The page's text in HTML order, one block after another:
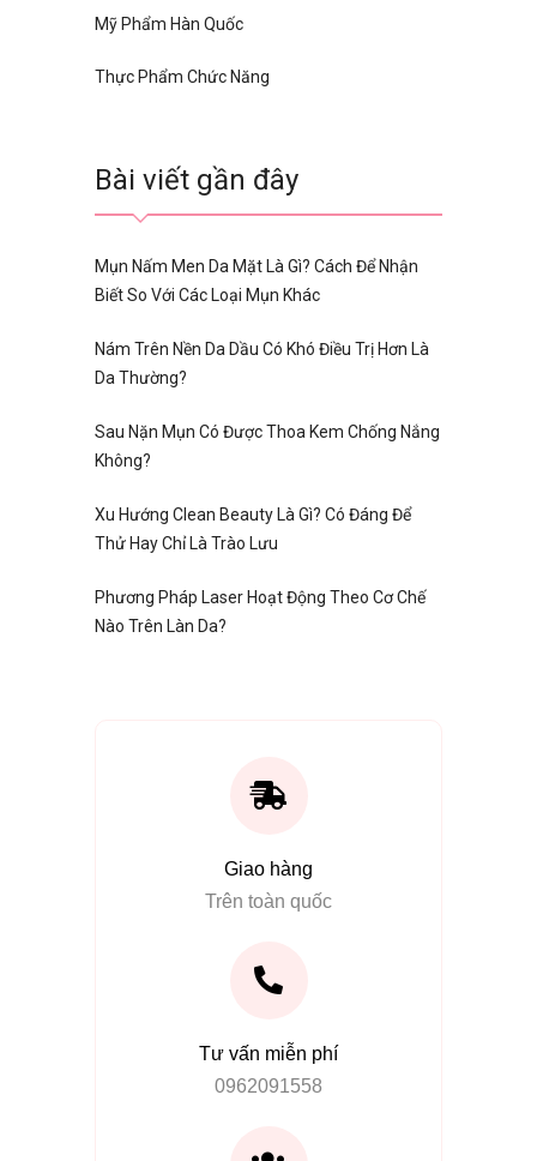
Mỹ Phẩm Hàn Quốc
Thực Phẩm Chức Năng
Bài viết gần đây
Mụn Nấm Men Da Mặt Là Gì? Cách Để Nhận
Biết So Với Các Loại Mụn Khác
Nám Trên Nền Da Dầu Có Khó Điều Trị Hơn Là
Da Thường?
Sau Nặn Mụn Có Được Thoa Kem Chống Nắng
Không?
Xu Hướng Clean Beauty Là Gì? Có Đáng Để
Thử Hay Chỉ Là Trào Lưu
Phương Pháp Laser Hoạt Động Theo Cơ Chế
Nào Trên Làn Da?
Giao hàng
Trên toàn quốc
Tư vấn miễn phí
0962091558